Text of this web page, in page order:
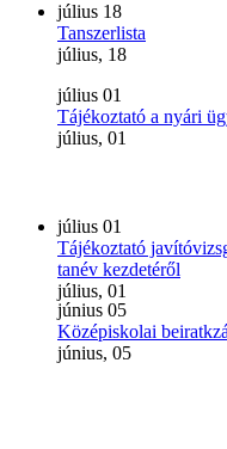
július 18
Tanszerlista
július, 18
július 01
Tájékoztató a nyári
július, 01
július 01
Tájékoztató
tanév kezdetéről
július, 01
június 05
Középiskolai
június, 05